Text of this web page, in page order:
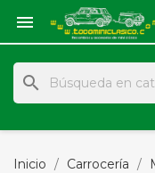

search
Inicio Carrocería